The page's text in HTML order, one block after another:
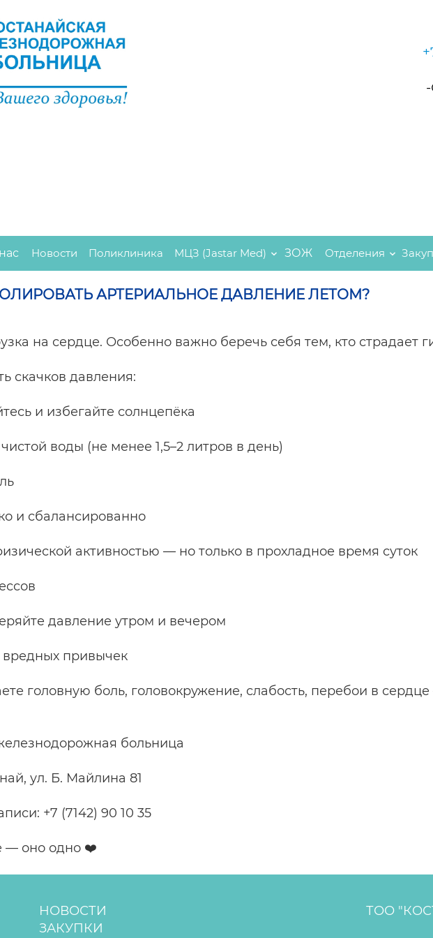
Новости Поликлиника МЦЗ (Jastar Med) ЗОЖ Отделения
АРТЕРИАЛЬНОЕ ДАВЛЕНИЕ ЛЕТОМ?
на сердце. Особенно важно беречь себя тем, кто страдает
скачков давления:
и избегайте солнцепёка
воды (не менее 1,5–2 литров в день)
и сбалансированно
активностью — но только в прохладное время суток
давление утром и вечером
вредных привычек
головную боль, головокружение, слабость, перебои в
больница
ул. Б. Майлина 81
+7 (7142) 90 10 35
— оно одно ❤️
НОВОСТИ
ЗАКУПКИ
ТОО